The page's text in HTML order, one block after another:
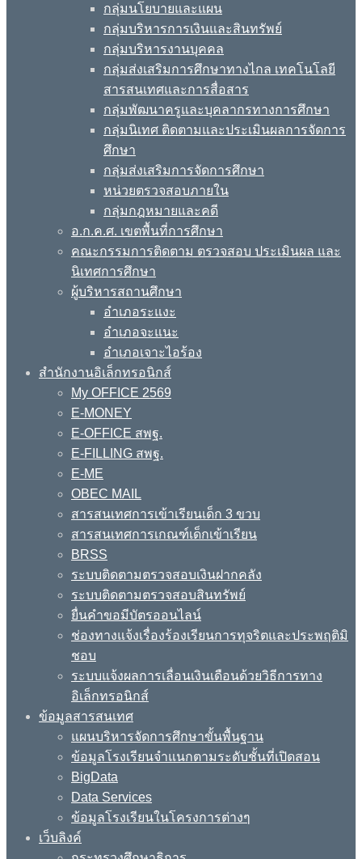
กลุ่มนโยบายและแผน
กลุ่มบริหารการเงินและสินทรัพย์
กลุ่มบริหารงานบุคคล
กลุ่มส่งเสริมการศึกษาทางไกล เทคโนโลยี
สารสนเทศและการสื่อสาร
กลุ่มพัฒนาครูและบุคลากรทางการศึกษา
กลุ่มนิเทศ ติดตามและประเมินผลการจัดการ
ศึกษา
กลุ่มส่งเสริมการจัดการศึกษา
หน่วยตรวจสอบภายใน
กลุ่มกฎหมายและคดี
อ.ก.ค.ศ. เขตพื้นที่การศึกษา
คณะกรรมการติดตาม ตรวจสอบ ประเมินผล และ
นิเทศการศึกษา
ผู้บริหารสถานศึกษา
อำเภอระแงะ
อำเภอจะแนะ
อำเภอเจาะไอร้อง
สำนักงานอิเล็กทรอนิกส์
My OFFICE 2569
E-MONEY
E-OFFICE สพฐ.
E-FILLING สพฐ.
E-ME
OBEC MAIL
สารสนเทศการเข้าเรียนเด็ก 3 ขวบ
สารสนเทศการเกณฑ์เด็กเข้าเรียน
BRSS
ระบบติดตามตรวจสอบเงินฝากคลัง
ระบบติดตามตรวจสอบสินทรัพย์
ยื่นคำขอมีบัตรออนไลน์
ช่องทางแจ้งเรื่องร้องเรียนการทุจริตและประพฤติมิ
ชอบ
ระบบแจ้งผลการเลื่อนเงินเดือนด้วยวิธีการทาง
อิเล็กทรอนิกส์
ข้อมูลสารสนเทศ
แผนบริหารจัดการศึกษาขั้นพื้นฐาน
ข้อมูลโรงเรียนจำแนกตามระดับชั้นที่เปิดสอน
BigData
Data Services
ข้อมูลโรงเรียนในโครงการต่างๆ
เว็บลิงค์